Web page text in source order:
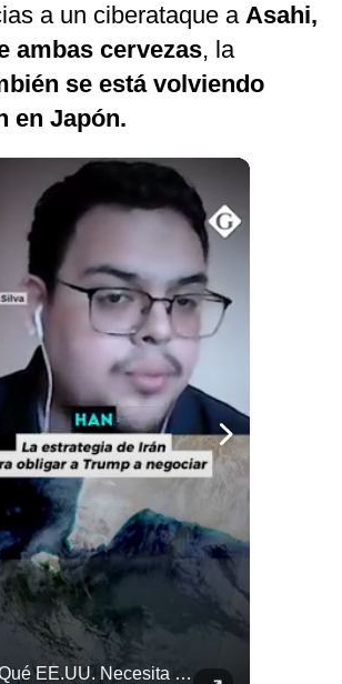
a un ciberataque a Asahi,
ambas cervezas, la
se está volviendo
en Japón.
¿Por Qué EE.UU. Necesita Desesperadamente Al Golfo? | Gestión Mundo